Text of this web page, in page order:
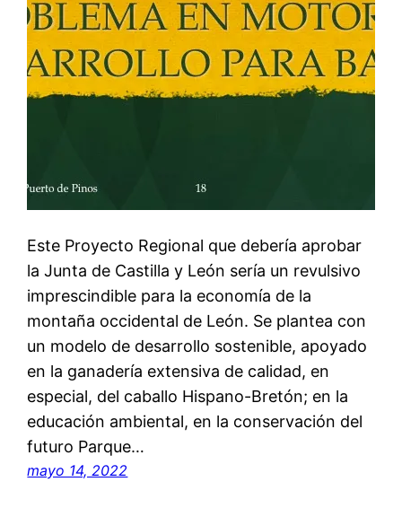
Este Proyecto Regional que debería aprobar
la Junta de Castilla y León sería un revulsivo
imprescindible para la economía de la
montaña occidental de León. Se plantea con
un modelo de desarrollo sostenible, apoyado
en la ganadería extensiva de calidad, en
especial, del caballo Hispano-Bretón; en la
educación ambiental, en la conservación del
futuro Parque…
mayo 14, 2022